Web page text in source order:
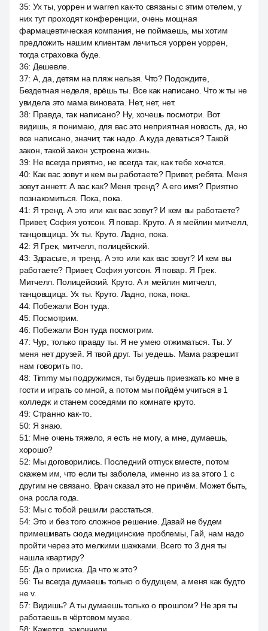
35: Ух ты, уоррен и warren как-то связаны с этим отелем, у
них тут проходят конференции, очень мощная
фармацевтическая компания, не поймаешь, мы хотим
предложить нашим клиентам лечиться уоррен уоррен,
тогда страховка буде.
36: Дешевле.
37: А, да, детям на пляж нельзя. Что? Подождите,
Бездетная неделя, врёшь ты. Все как написано. Что ж ты не
увидела это мама виновата. Нет, нет, нет.
38: Правда, так написано? Ну, хочешь посмотри. Вот
видишь, я понимаю, для вас это неприятная новость, да, но
все написано, значит, так надо. А куда деваться? Такой
закон, такой закон устроена жизнь.
39: Не всегда приятно, не всегда так, как тебе хочется.
40: Как вас зовут и кем вы работаете? Привет, ребята. Меня
зовут аннетт. А вас как? Меня тренд? А его имя? Приятно
познакомиться. Пока, пока.
41: Я тренд. А это или как вас зовут? И кем вы работаете?
Привет, София уотсон. Я повар. Круто. А я мейлин митчелл,
танцовщица. Ух ты. Круто. Ладно, пока.
42: Я Грек, митчелл, полицейский.
43: Здрасьте, я тренд. А это или как вас зовут? И кем вы
работаете? Привет, София уотсон. Я повар. Я Грек.
Митчелл. Полицейский. Круто. А я мейлин митчелл,
танцовщица. Ух ты. Круто. Ладно, пока, пока.
44: Побежали Вон туда.
45: Посмотрим.
46: Побежали Вон туда посмотрим.
47: Чур, только правду ты. Я не умею отжиматься. Ты. У
меня нет друзей. Я твой друг. Ты уедешь. Мама разрешит
нам говорить по.
48: Timmy мы подружимся, ты будешь приезжать ко мне в
гости и играть со мной, а потом мы пойдём учиться в 1
колледж и станем соседями по комнате круто.
49: Странно как-то.
50: Я знаю.
51: Мне очень тяжело, я есть не могу, а мне, думаешь,
хорошо?
52: Мы договорились. Последний отпуск вместе, потом
скажем им, что если ты заболела, именно из за этого 1 с
другим не связано. Врач сказал это не причём. Может быть,
она росла года.
53: Мы с тобой решили расстаться.
54: Это и без того сложное решение. Давай не будем
примешивать сюда медицинские проблемы, Гай, нам надо
пройти через это мелкими шажками. Всего то 3 дня ты
нашла квартиру?
55: Да о прииска. Да что ж это?
56: Ты всегда думаешь только о будущем, а меня как будто
не v.
57: Видишь? А ты думаешь только о прошлом? Не зря ты
работаешь в чёртовом музее.